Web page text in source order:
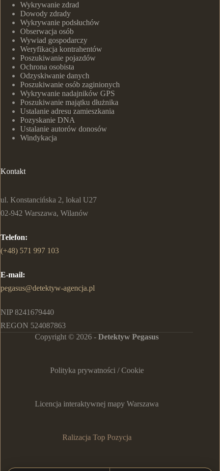
Wykrywanie zdrad
Dowody zdrady
Wykrywanie podsłuchów
Obserwacja osób
Wywiad gospodarczy
Weryfikacja kontrahentów
Poszukiwanie pojazdów
Ochrona osobista
Odzyskiwanie danych
Poszukiwanie osób zaginionych
Wykrywanie nadajników GPS
Poszukiwanie majątku dłużnika
Ustalanie adresu zamieszkania
Pozyskanie DNA
Ustalanie autorów donosów
Windykacja
Kontakt
ul. Konstancińska 2, lokal U27
02-942 Warszawa, Wilanów
Telefon:
(+48) 571 997 103
E-mail:
pegasus@detektyw-agencja.pl
NIP 8241679440
REGON 524087863
Copyright © 2026 -Detektyw Pegasus
Polityka prywatności / Cookie
Licencja interaktywnej mapy Warszawa
Ralizacja Top Pozycja